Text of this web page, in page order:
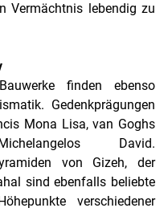
Vermächtnis lebendig zu
finden ebenso
Gedenkprägungen
Mona Lisa, van Goghs
David.
von Gizeh, der
sind ebenfalls beliebte
verschiedener